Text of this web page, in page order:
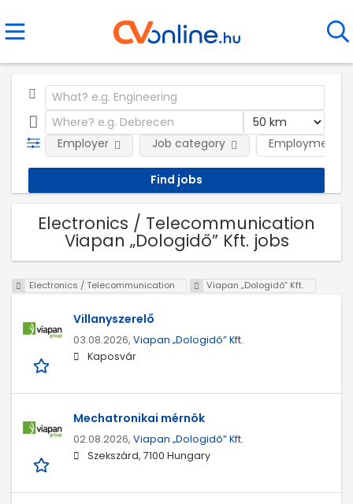
Employment
Employer Job category
Electronics / Telecommunication
Viapan „Dologidő” Kft. jobs
Electronics / Telecommunication Viapan „Dologidő” Kft.
Villanyszerelő
03.08.2026, Viapan „Dologidő” Kft.
Kaposvár
Mechatronikai mérnök
02.08.2026, Viapan „Dologidő” Kft.
Szekszárd, 7100 Hungary